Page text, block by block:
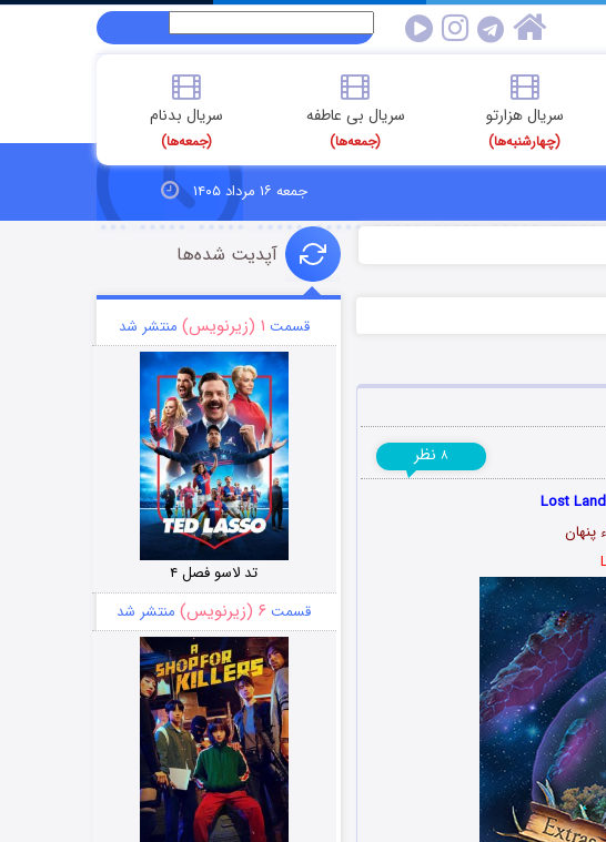
سریال هزارتو
(چهارشنبه‌ها)
سریال بی عاطفه
(جمعه‌ها)
سریال بدنام
(جمعه‌ها)
جمعه ۱۶ مرداد ۱۴۰۵
۸ نظر
آپدیت شده‌ها
قسمت ۱ (زیرنویس) منتشر شد
تد لاسو فصل ۴
قسمت ۶ (زیرنویس) منتشر شد